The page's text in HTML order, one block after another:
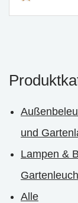
und
Lampen &
Alle